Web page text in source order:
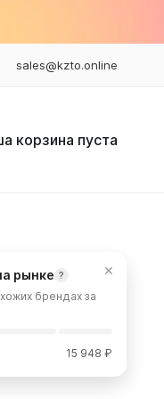
sales@kzto.online
корзина пуста
×
рынке ?
брендах за
15 948 ₽